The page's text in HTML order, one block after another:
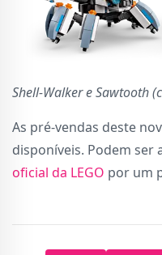
Shell-Walker e Sawtooth
As pré-vendas deste
disponíveis. Podem ser
oficial da LEGO por um